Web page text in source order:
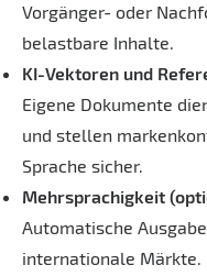
Vorgänger- oder
belastbare Inhalte.
KI-Vektoren und
Eigene Dokumente
und stellen
Sprache sicher.
Mehrsprachigkeit
Automatische
internationale Märkte.